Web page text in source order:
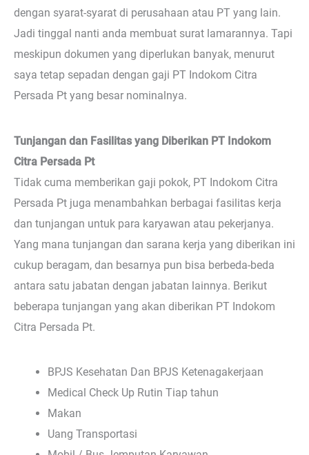
dengan syarat-syarat di perusahaan atau PT yang lain.
Jadi tinggal nanti anda membuat surat lamarannya. Tapi
meskipun dokumen yang diperlukan banyak, menurut
saya tetap sepadan dengan gaji PT Indokom Citra
Persada Pt yang besar nominalnya.
Tunjangan dan Fasilitas yang Diberikan PT Indokom
Citra Persada Pt
Tidak cuma memberikan gaji pokok, PT Indokom Citra
Persada Pt juga menambahkan berbagai fasilitas kerja
dan tunjangan untuk para karyawan atau pekerjanya.
Yang mana tunjangan dan sarana kerja yang diberikan ini
cukup beragam, dan besarnya pun bisa berbeda-beda
antara satu jabatan dengan jabatan lainnya. Berikut
beberapa tunjangan yang akan diberikan PT Indokom
Citra Persada Pt.
BPJS Kesehatan Dan BPJS Ketenagakerjaan
Medical Check Up Rutin Tiap tahun
Makan
Uang Transportasi